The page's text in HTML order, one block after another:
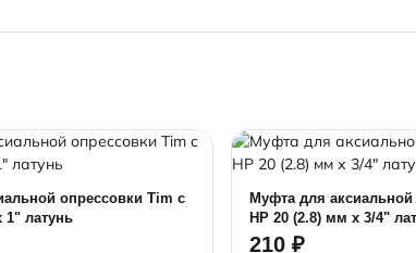
опрессовки Tim c
1" латунь
Муфта для
НР 20 (2.8) мм х 3/4"
210 ₽